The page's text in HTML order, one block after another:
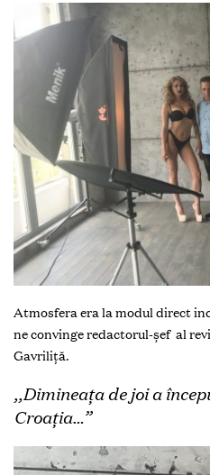
Atmosfera era la modul direct
ne convinge redactorul-șef al
Gavriliță.
,,Dimineața de joi a
Croația…”